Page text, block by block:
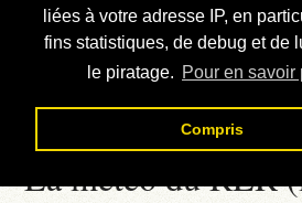
liées à votre adresse IP, en
fins statistiques, de debug et de
le piratage. Pour en savoir
Compris
Liens externes
Téléchargement
Contact
La météo du RER